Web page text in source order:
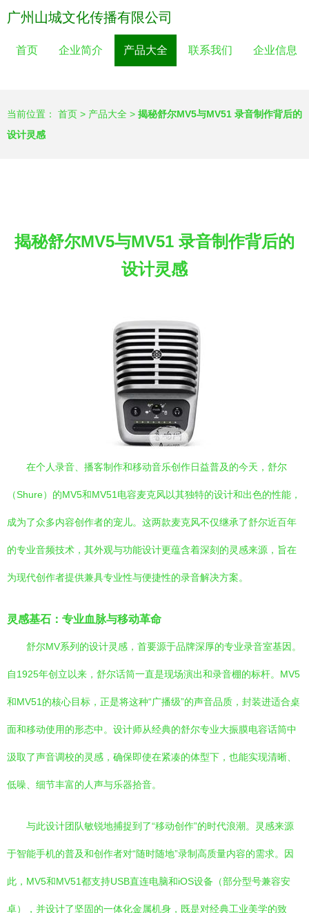
广州山城文化传播有限公司
首页 企业简介 产品大全 联系我们 企业信息
当前位置： 首页 > 产品大全 > 揭秘舒尔MV5与MV51 录音制作背后的
设计灵感
揭秘舒尔MV5与MV51 录音制作背后的
设计灵感
在个人录音、播客制作和移动音乐创作日益普及的今天，舒尔
（Shure）的MV5和MV51电容麦克风以其独特的设计和出色的性能，
成为了众多内容创作者的宠儿。这两款麦克风不仅继承了舒尔近百年
的专业音频技术，其外观与功能设计更蕴含着深刻的灵感来源，旨在
为现代创作者提供兼具专业性与便捷性的录音解决方案。
灵感基石：专业血脉与移动革命
舒尔MV系列的设计灵感，首要源于品牌深厚的专业录音室基因。
自1925年创立以来，舒尔话筒一直是现场演出和录音棚的标杆。MV5
和MV51的核心目标，正是将这种“广播级”的声音品质，封装进适合桌
面和移动使用的形态中。设计师从经典的舒尔专业大振膜电容话筒中
汲取了声音调校的灵感，确保即使在紧凑的体型下，也能实现清晰、
低噪、细节丰富的人声与乐器拾音。
与此设计团队敏锐地捕捉到了“移动创作”的时代浪潮。灵感来源
于智能手机的普及和创作者对“随时随地”录制高质量内容的需求。因
此，MV5和MV51都支持USB直连电脑和iOS设备（部分型号兼容安
卓），并设计了坚固的一体化金属机身，既是对经典工业美学的致